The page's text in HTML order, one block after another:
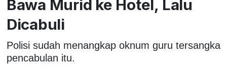
Bawa Murid ke Hotel, Lalu
Dicabuli
Polisi sudah menangkap oknum guru tersangka
pencabulan itu.